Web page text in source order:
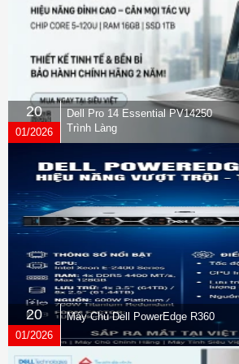
giờ.
20
01/2026
Dell Pro 14 Essential PV14250
Trình Làng
20
01/2026
Máy Chủ Dell PowerEdge R360